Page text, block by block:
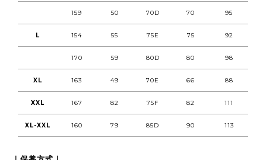
159 50 70D 70 95
L 154 55 75E 75 92
170 59 80D 80 98
XL 163 49 70E 66 88
XXL 167 82 75F 82 111
XL-XXL 160 79 85D 90 113